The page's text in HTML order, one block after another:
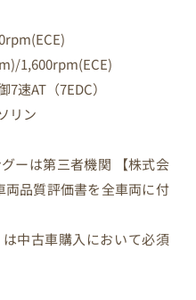
1,600rpm(ECE)
速AT（7EDC）
リン
ーは第三者機関 【株式会
両品質評価書を全車両に付
中古車購入において必須